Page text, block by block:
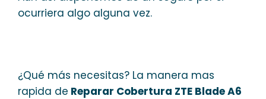
ocurriera algo alguna vez.
¿Qué más necesitas? La manera mas
rapida de Reparar Cobertura ZTE Blade A6